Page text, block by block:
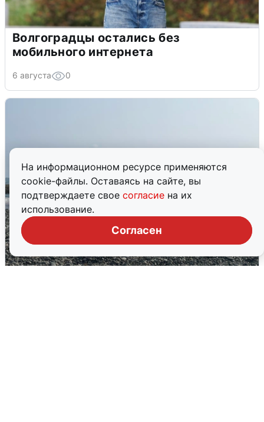
На информационном ресурсе применяются
cookie-файлы. Оставаясь на сайте, вы
подтверждаете свое согласие на их
использование.
Согласен
Волгоградцы остались без
мобильного интернета
6 августа 0